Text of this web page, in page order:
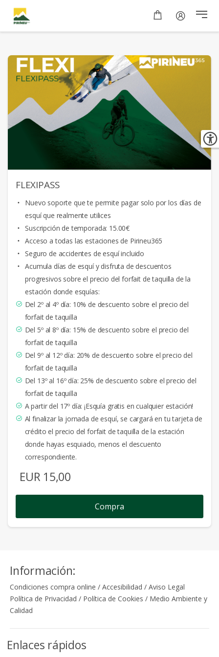
FLEXIPASS
Nuevo soporte que te permite pagar solo por los días de
esquí que realmente utilices
Suscripción de temporada: 15.00€
Acceso a todas las estaciones de Pirineu365
Seguro de accidentes de esquí incluido
Acumula días de esquí y disfruta de descuentos
progresivos sobre el precio del forfait de taquilla de la
estación donde esquías:
Del 2º al 4º día: 10% de descuento sobre el precio del
forfait de taquilla
Del 5º al 8º día: 15% de descuento sobre el precio del
forfait de taquilla
Del 9º al 12º día: 20% de descuento sobre el precio del
forfait de taquilla
Del 13º al 16º día: 25% de descuento sobre el precio del
forfait de taquilla
A partir del 17º día: ¡Esquía gratis en cualquier estación!
Al finalizar la jornada de esquí, se cargará en tu tarjeta de
crédito el precio del forfait de taquilla de la estación
donde hayas esquiado, menos el descuento
correspondiente.
EUR 15,00
Compra
Información:
Condiciones compra online / Accesibilidad / Aviso Legal
Política de Privacidad / Política de Cookies / Medio Ambiente y
Calidad
Enlaces rápidos